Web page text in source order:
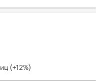
(+12%)